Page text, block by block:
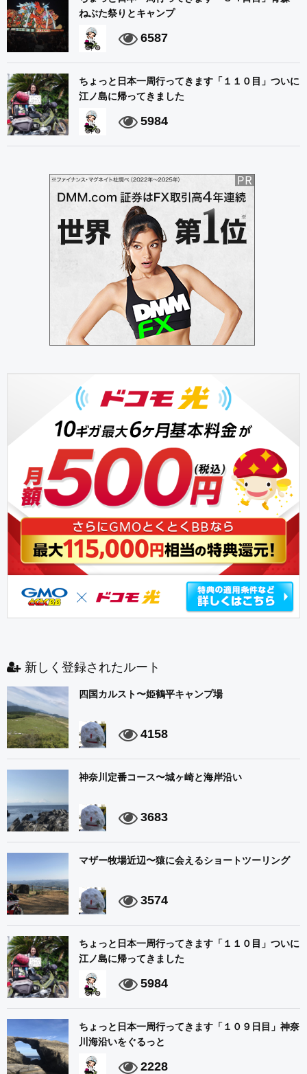
ねぶた祭りとキャンプ
6587
ちょっと日本一周行ってきます「１１０目」ついに
江ノ島に帰ってきました
5984
新しく登録されたルート
四国カルスト〜姫鶴平キャンプ場
4158
神奈川定番コース〜城ヶ崎と海岸沿い
3683
マザー牧場近辺〜猿に会えるショートツーリング
3574
ちょっと日本一周行ってきます「１１０目」ついに
江ノ島に帰ってきました
5984
ちょっと日本一周行ってきます「１０９日目」神奈
川海沿いをぐるっと
2228